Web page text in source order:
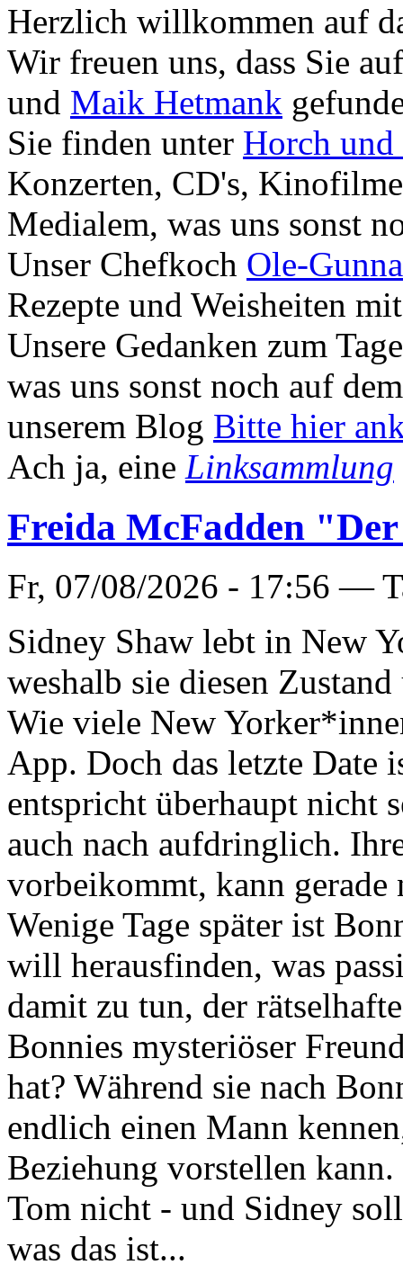
Herzlich willkommen auf
Wir freuen uns, dass Sie
und Maik Hetmank
Sie finden unter Horch
Konzerten, CD's,
Medialem, was uns sonst
Unser Chefkoch Ole-
Rezepte und Weisheiten
Unsere Gedanken zum
was uns sonst noch auf
unserem Blog Bitte hier
Ach ja, eine Linksammlung
Freida McFadden
Fr, 07/08/2026 - 17:56 —
Sidney Shaw lebt in New
weshalb sie diesen
Wie viele New
App. Doch das letzte Date
entspricht überhaupt nicht
auch nach aufdringlich.
vorbeikommt, kann gerade
Wenige Tage später ist
will herausfinden, was
damit zu tun, der
Bonnies mysteriöser
hat? Während sie nach
endlich einen Mann
Beziehung vorstellen
Tom nicht - und Sidney
was das ist...